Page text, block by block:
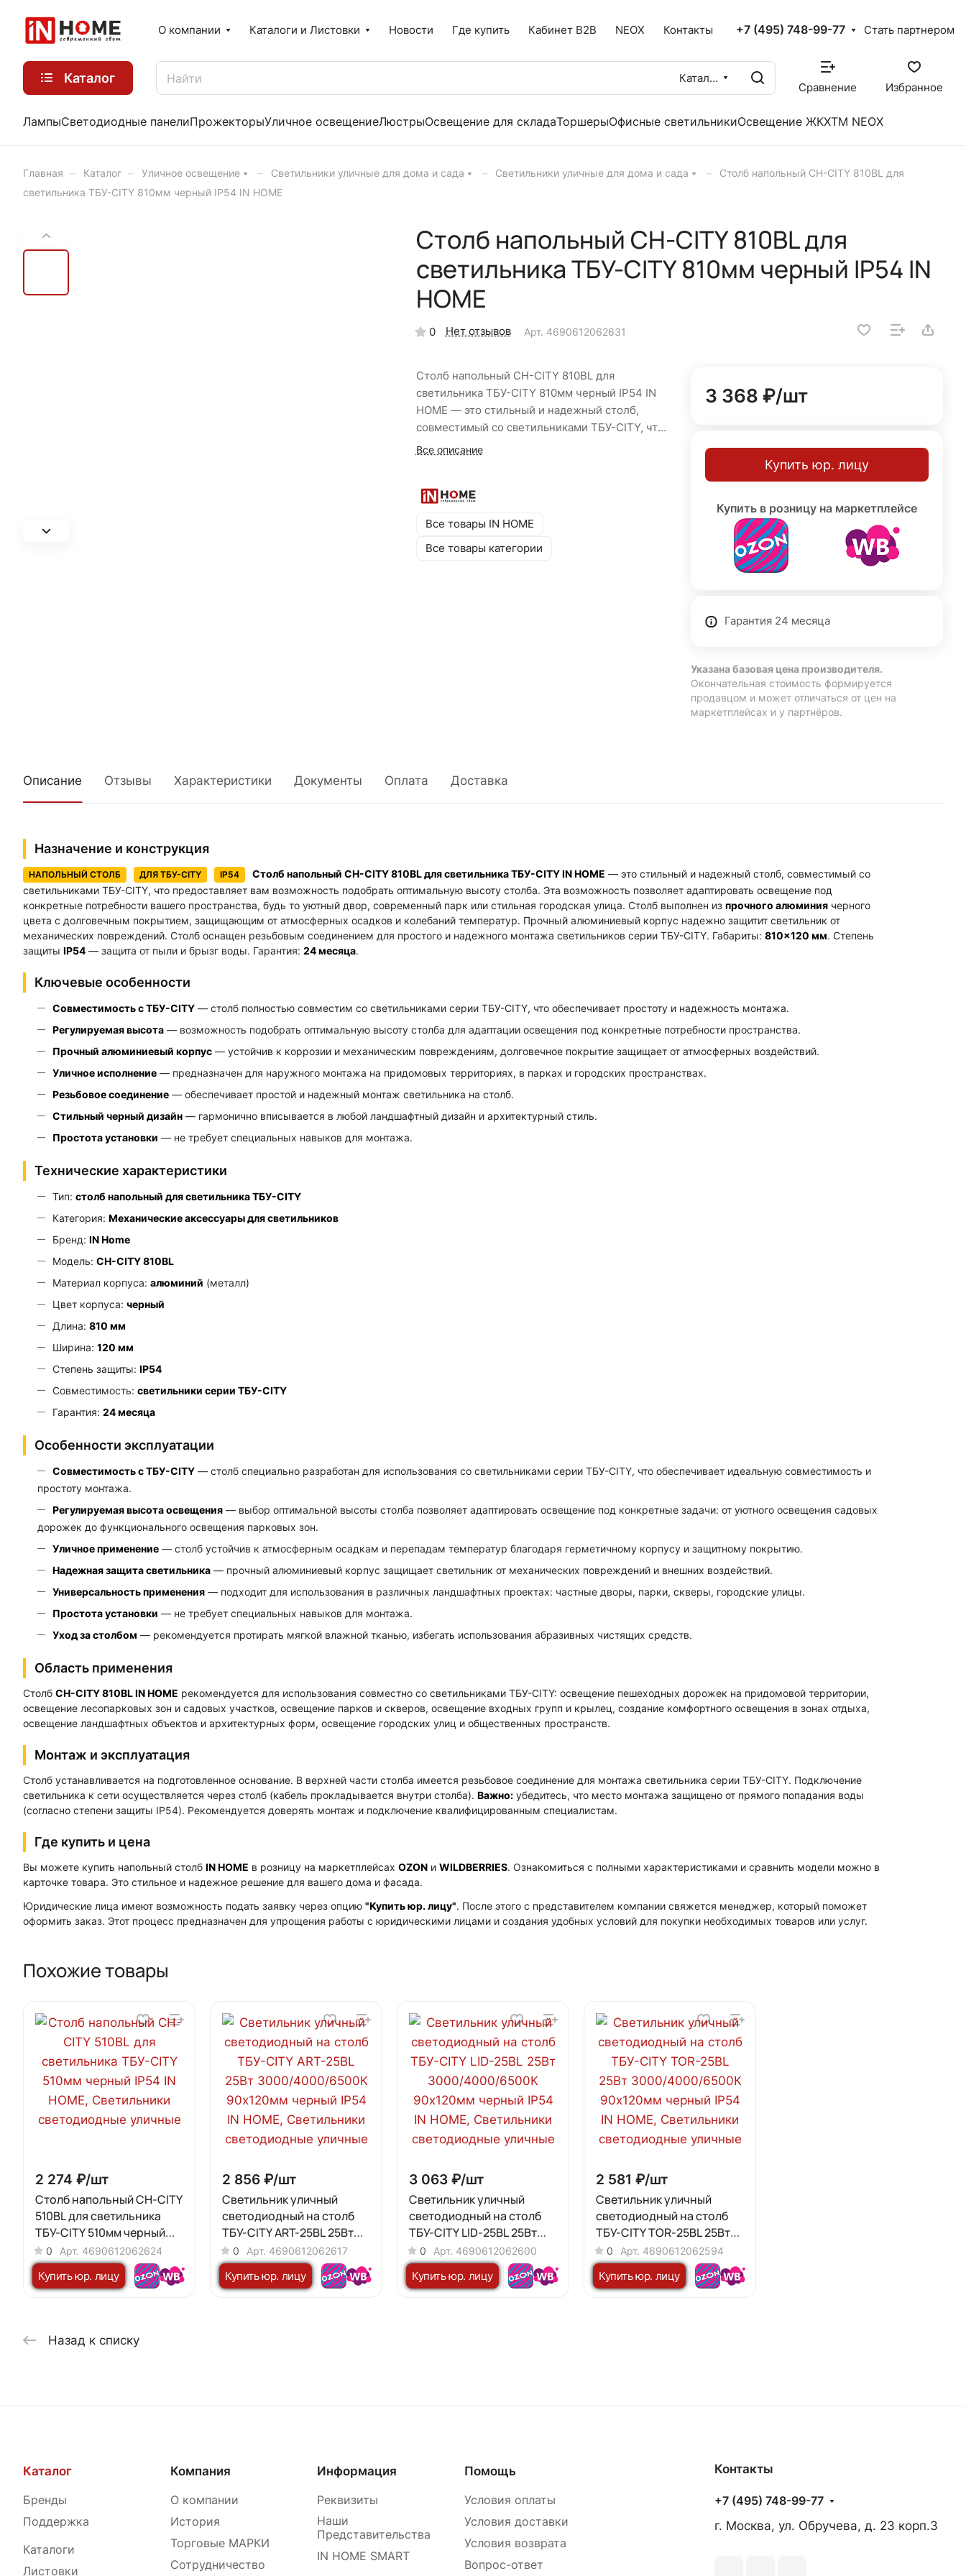
О компании Каталоги и Листовки Новости Где купить Кабинет B2B NEOX Контакты +7 (495) 748-99-77 Стать партнером
Каталог Каталог
Сравнение Избранное
ЛампыСветодиодные панелиПрожекторыУличное освещениеЛюстрыОсвещение для складаТоршерыОфисные светильникиОсвещение ЖКХTM NEOX
Главная – Каталог – Уличное освещение – Светильники уличные для дома и сада – Светильники уличные для дома и сада –
Столб напольный СН-CITY 810BL для
светильника ТБУ-CITY 810мм черный IP54 IN HOME
Столб напольный СН-CITY 810BL для
светильника ТБУ-CITY 810мм черный IP54 IN
HOME
0 Нет отзывов Арт. 4690612062631
Столб напольный СН-CITY 810BL для
светильника ТБУ-CITY 810мм черный IP54 IN
HOME — это стильный и надежный столб,
совместимый со светильниками ТБУ-CITY, что
предоставляет вам возможность подобрать
конкретные потребности вашего
современный парк или стильная городская
улица. Долговечное покрытие защитит
Все описание
Все товары IN HOME
Все товары категории
3 368 ₽/шт
Купить юр. лицу
Купить в розницу на маркетплейсе
Гарантия 24 месяца
Указана базовая цена производителя.
Окончательная стоимость формируется
продавцом и может отличаться от цен на
маркетплейсах и у партнёров.
Описание Отзывы Характеристики Документы Оплата Доставка
Назначение и конструкция
НАПОЛЬНЫЙ СТОЛБ ДЛЯ ТБУ-CITY IP54 Столб напольный СН-CITY 810BL для светильника ТБУ-CITY IN HOME — это стильный и надежный столб, совместимый со
светильниками ТБУ-CITY, что предоставляет вам возможность подобрать оптимальную высоту столба. Эта возможность позволяет адаптировать освещение под
конкретные потребности вашего пространства, будь то уютный двор, современный парк или стильная городская улица. Столб выполнен из прочного алюминия черного
цвета с долговечным покрытием, защищающим от атмосферных осадков и колебаний температур. Прочный алюминиевый корпус надежно защитит светильник от
механических повреждений. Столб оснащен резьбовым соединением для простого и надежного монтажа светильников серии ТБУ-CITY. Габариты: 810×120 мм. Степень
защиты IP54 — защита от пыли и брызг воды. Гарантия: 24 месяца.
Ключевые особенности
Совместимость с ТБУ-CITY — столб полностью совместим со светильниками серии ТБУ-CITY, что обеспечивает простоту и надежность монтажа.
Регулируемая высота — возможность подобрать оптимальную высоту столба для адаптации освещения под конкретные потребности пространства.
Прочный алюминиевый корпус — устойчив к коррозии и механическим повреждениям, долговечное покрытие защищает от атмосферных воздействий.
Уличное исполнение — предназначен для наружного монтажа на придомовых территориях, в парках и городских пространствах.
Резьбовое соединение — обеспечивает простой и надежный монтаж светильника на столб.
Стильный черный дизайн — гармонично вписывается в любой ландшафтный дизайн и архитектурный стиль.
Простота установки — не требует специальных навыков для монтажа.
Технические характеристики
Тип: столб напольный для светильника ТБУ-CITY
Категория: Механические аксессуары для светильников
Бренд: IN Home
Модель: СН-CITY 810BL
Материал корпуса: алюминий (металл)
Цвет корпуса: черный
Длина: 810 мм
Ширина: 120 мм
Степень защиты: IP54
Совместимость: светильники серии ТБУ-CITY
Гарантия: 24 месяца
Особенности эксплуатации
Совместимость с ТБУ-CITY — столб специально разработан для использования со светильниками серии ТБУ-CITY, что обеспечивает идеальную совместимость и
простоту монтажа.
Регулируемая высота освещения — выбор оптимальной высоты столба позволяет адаптировать освещение под конкретные задачи: от уютного освещения садовых
дорожек до функционального освещения парковых зон.
Уличное применение — столб устойчив к атмосферным осадкам и перепадам температур благодаря герметичному корпусу и защитному покрытию.
Надежная защита светильника — прочный алюминиевый корпус защищает светильник от механических повреждений и внешних воздействий.
Универсальность применения — подходит для использования в различных ландшафтных проектах: частные дворы, парки, скверы, городские улицы.
Простота установки — не требует специальных навыков для монтажа.
Уход за столбом — рекомендуется протирать мягкой влажной тканью, избегать использования абразивных чистящих средств.
Область применения
Столб СН-CITY 810BL IN HOME рекомендуется для использования совместно со светильниками ТБУ-CITY: освещение пешеходных дорожек на придомовой территории,
освещение лесопарковых зон и садовых участков, освещение парков и скверов, освещение входных групп и крылец, создание комфортного освещения в зонах отдыха,
освещение ландшафтных объектов и архитектурных форм, освещение городских улиц и общественных пространств.
Монтаж и эксплуатация
Столб устанавливается на подготовленное основание. В верхней части столба имеется резьбовое соединение для монтажа светильника серии ТБУ-CITY. Подключение
светильника к сети осуществляется через столб (кабель прокладывается внутри столба). Важно: убедитесь, что место монтажа защищено от прямого попадания воды
(согласно степени защиты IP54). Рекомендуется доверять монтаж и подключение квалифицированным специалистам.
Где купить и цена
Вы можете купить напольный столб IN HOME в розницу на маркетплейсах OZON и WILDBERRIES. Ознакомиться с полными характеристиками и сравнить модели можно в
карточке товара. Это стильное и надежное решение для вашего дома и фасада.
Юридические лица имеют возможность подать заявку через опцию "Купить юр. лицу". После этого с представителем компании свяжется менеджер, который поможет
оформить заказ. Этот процесс предназначен для упрощения работы с юридическими лицами и создания удобных условий для покупки необходимых товаров или услуг.
Похожие товары
2 274 ₽/шт
Столб напольный СН-CITY
510BL для светильника
ТБУ-CITY 510мм черный
IP54 IN HOME
0 Арт. 4690612062624
Купить юр. лицу
2 856 ₽/шт
Светильник уличный
светодиодный на столб
ТБУ-CITY ART-25BL 25Вт
3000/4000/6500К
90x120мм черный IP54 IN
HOME
0 Арт. 4690612062617
Купить юр. лицу
3 063 ₽/шт
Светильник уличный
светодиодный на столб
ТБУ-CITY LID-25BL 25Вт
3000/4000/6500К
90x120мм черный IP54 IN
HOME
0 Арт. 4690612062600
Купить юр. лицу
2 581 ₽/шт
Светильник уличный
светодиодный на столб
ТБУ-CITY TOR-25BL 25Вт
3000/4000/6500К
90x120мм черный IP54 IN
HOME
0 Арт. 4690612062594
Купить юр. лицу
Назад к списку
Каталог
Бренды
Поддержка
Каталоги
Листовки
Компания
О компании
История
Торговые МАРКИ
Сотрудничество
Информация
Реквизиты
Наши
Представительства
IN HOME SMART
Помощь
Условия оплаты
Условия доставки
Условия возврата
Вопрос-ответ
Контакты
+7 (495) 748-99-77
г. Москва, ул. Обручева, д. 23 корп.3